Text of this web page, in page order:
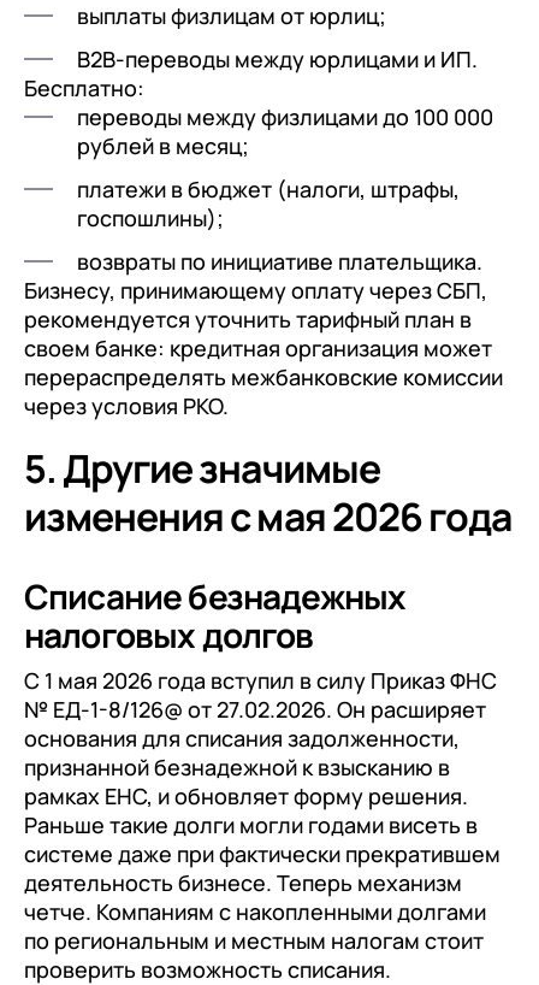
выплаты физлицам от юрлиц;
B2B-переводы между юрлицами и ИП.
Бесплатно:
переводы между физлицами до 100 000
рублей в месяц;
платежи в бюджет (налоги, штрафы,
госпошлины);
возвраты по инициативе плательщика.
Бизнесу, принимающему оплату через СБП,
рекомендуется уточнить тарифный план в
своем банке: кредитная организация может
перераспределять межбанковские комиссии
через условия РКО.
5. Другие значимые
изменения с мая 2026 года
Списание безнадежных
налоговых долгов
С 1 мая 2026 года вступил в силу Приказ ФНС
№ ЕД-1-8/126@ от 27.02.2026. Он расширяет
основания для списания задолженности,
признанной безнадежной к взысканию в
рамках ЕНС, и обновляет форму решения.
Раньше такие долги могли годами висеть в
системе даже при фактически прекратившем
деятельность бизнесе. Теперь механизм
четче. Компаниям с накопленными долгами
по региональным и местным налогам стоит
проверить возможность списания.